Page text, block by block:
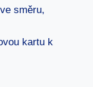
směru,
kartu k